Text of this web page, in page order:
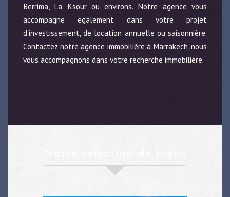
Berrima, La Ksour ou environs. Notre agence vous
accompagne également dans votre projet
d'investissement, de location annuelle ou saisonnière.
Contactez notre agence immobilière à Marrakech, nous
vous accompagnons dans votre recherche immobilière.